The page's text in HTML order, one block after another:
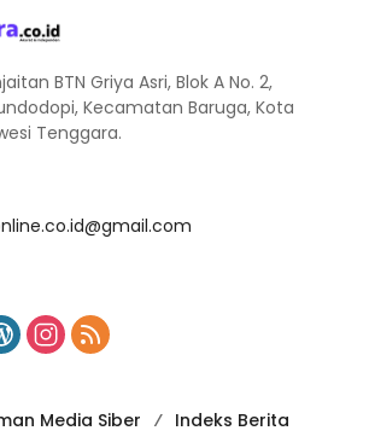
BTN Griya Asri, Blok A No. 2,
Kecamatan Baruga, Kota
Tenggara.
Media Siber Indeks Berita